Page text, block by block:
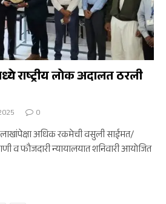
राष्ट्रीय लोक अदालत ठरली
0
लाखांपेक्षा अधिक रकमेची वसुली साईमत/
व फौजदारी न्यायालयात शनिवारी आयोजित